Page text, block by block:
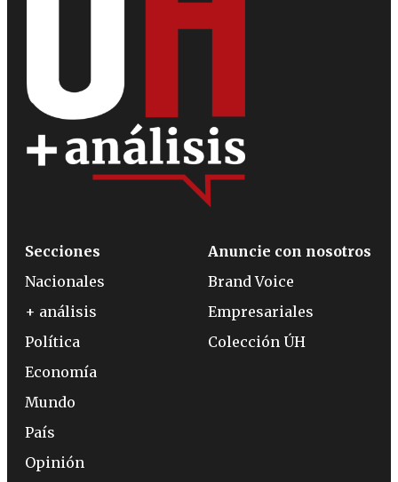
Secciones
Nacionales
+ análisis
Política
Economía
Mundo
País
Opinión
Anuncie con nosotros
Brand Voice
Empresariales
Colección ÚH